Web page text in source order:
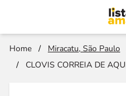
Home / Miracatu, São Paulo
/
CLOVIS CORREIA DE